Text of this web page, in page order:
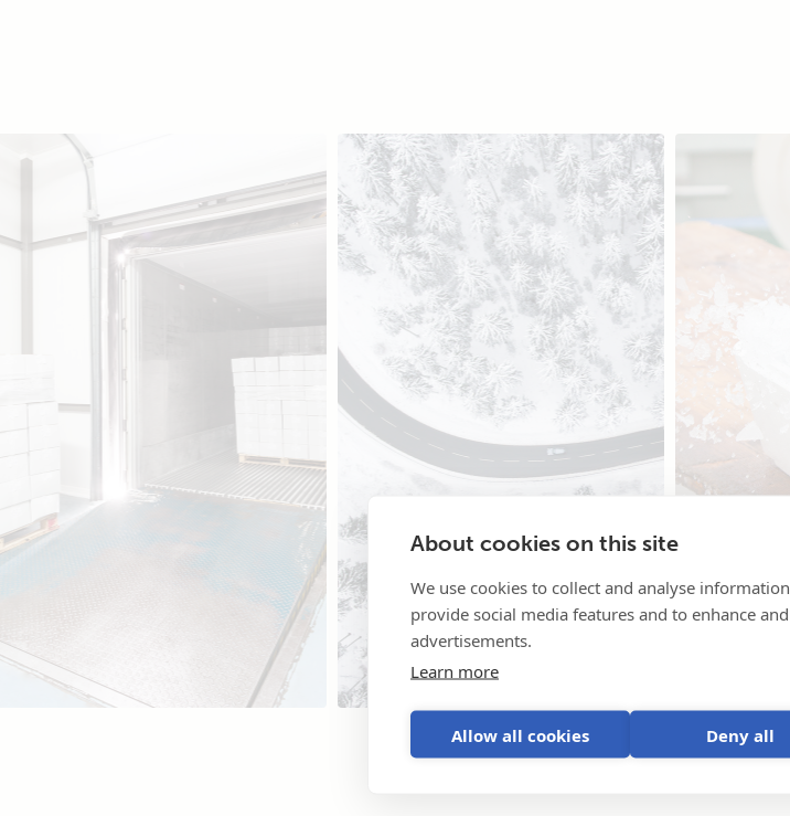
About cookies on this site
We use cookies to collect and analyse
provide social media features and to enhance
advertisements.
Learn more
Allow all cookies Deny all